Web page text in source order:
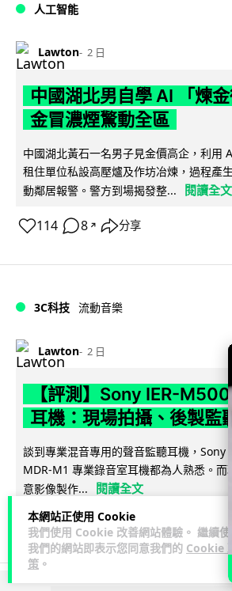
本網站正使用 Cookie
我們使用 Cookie 改善網站體驗。 繼續
我們的網站即表示您同意我們的 Cookie
策 。
人工智能
Lawton 2 日
中國湖北男自學 AI 「煉
金冒濃煙驚動全區
中國湖北黃石一名男子見金價高企，利用
租住單位私設高壓爐及作坊冶煉，過程產
動鄰居報警。警方到場揭發整...
閱讀全文
114 8 ↗ 分享
3C科技 流動音樂
Lawton 2 日
【評測】Sony IER-
耳機：現場拍攝、後製監
談到專業混音專用的聲音監聽耳機，Sony
MDR-M1 專業錄音室耳機都為人熟悉。而
意影像製作...
閱讀全文
41 5↗ 分享